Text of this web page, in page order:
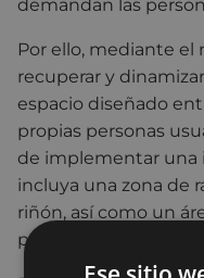
demandan las
Por ello, mediante el
recuperar y
espacio diseñado
propias personas
de implementar una
incluya una zona de
riñón, así como un
permita su uso para